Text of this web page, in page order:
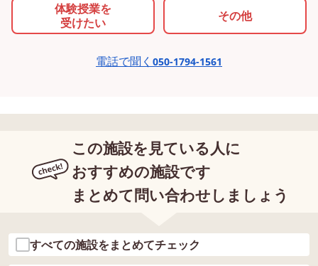
体験授業を
受けたい
その他
電話で聞く 050-1794-1561
この施設を見ている人に
おすすめの施設です
まとめて問い合わせしましょう
すべての施設をまとめてチェック